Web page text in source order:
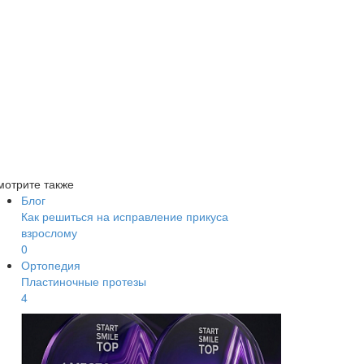
также
Блог
Как решиться на исправление прикуса
взрослому
0
Ортопедия
Пластиночные протезы
4